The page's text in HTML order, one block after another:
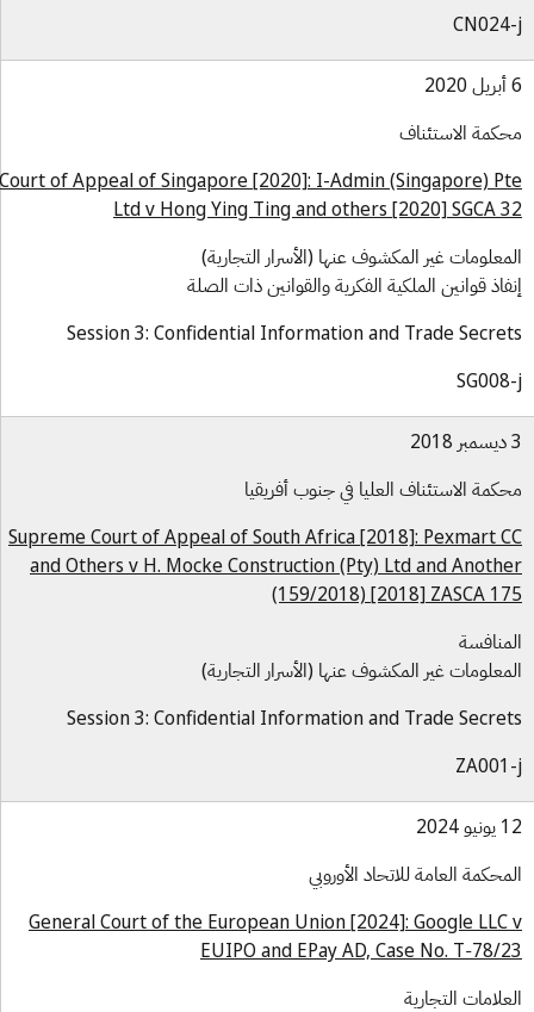
الاستئناف
Court of Appeal of Singapore [2020]: I-Admin (Singapore)
Ltd v Hong Ying Ting and others [2020] SGCA
غير المكشوف عنها (الأسرار التجارية)
قوانين الملكية الفكرية والقوانين ذات الصلة
Session 3: Confidential Information and Trade
الاستئناف العليا في جنوب أفريقيا
Supreme Court of Appeal of South Africa [2018]: Pexmart
and Others v H. Mocke Construction (Pty) Ltd and
(159/2018) [2018] ZASCA
غير المكشوف عنها (الأسرار التجارية)
Session 3: Confidential Information and Trade
العامة للاتحاد الأوروبي
General Court of the European Union [2024]: Google
EUIPO and EPay AD, Case No. T‑78/
التجارية